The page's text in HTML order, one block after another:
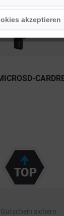
sichern
akzeptieren